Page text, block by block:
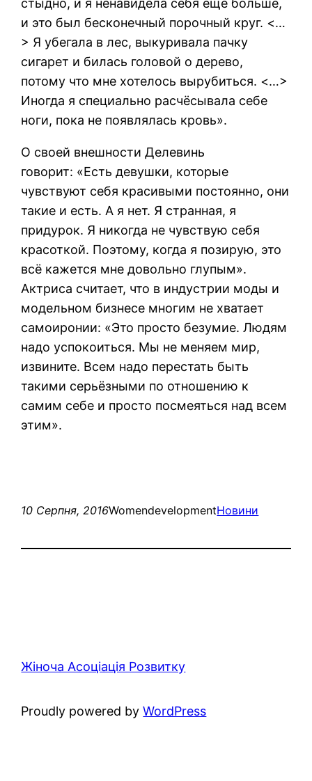
стыдно, и я ненавидела себя ещё больше,
и это был бесконечный порочный круг. <…
> Я убегала в лес, выкуривала пачку
сигарет и билась головой о дерево,
потому что мне хотелось вырубиться. <…>
Иногда я специально расчёсывала себе
ноги, пока не появлялась кровь».
О своей внешности Делевинь
говорит: «Есть девушки, которые
чувствуют себя красивыми постоянно, они
такие и есть. А я нет. Я странная, я
придурок. Я никогда не чувствую себя
красоткой. Поэтому, когда я позирую, это
всё кажется мне довольно глупым».
Актриса считает, что в индустрии моды и
модельном бизнесе многим не хватает
самоиронии: «Это просто безумие. Людям
надо успокоиться. Мы не меняем мир,
извините. Всем надо перестать быть
такими серьёзными по отношению к
самим себе и просто посмеяться над всем
этим».
10 Серпня, 2016WomendevelopmentНовини
Жіноча Асоціація Розвитку
Proudly powered byWordPress